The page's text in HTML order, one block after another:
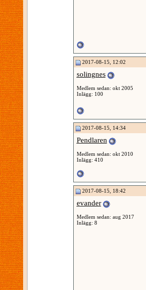
2017-08-15, 12:02
solingnes
Medlem sedan: okt 2005
Inlägg: 100
2017-08-15, 14:34
Pendlaren
Medlem sedan: okt 2010
Inlägg: 410
2017-08-15, 18:42
evander
Medlem sedan: aug 2017
Inlägg: 8